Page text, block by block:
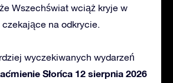
Wszechświat wciąż kryje w
na odkrycie.
wyczekiwanych wydarzeń
Słońca 12 sierpnia 2026